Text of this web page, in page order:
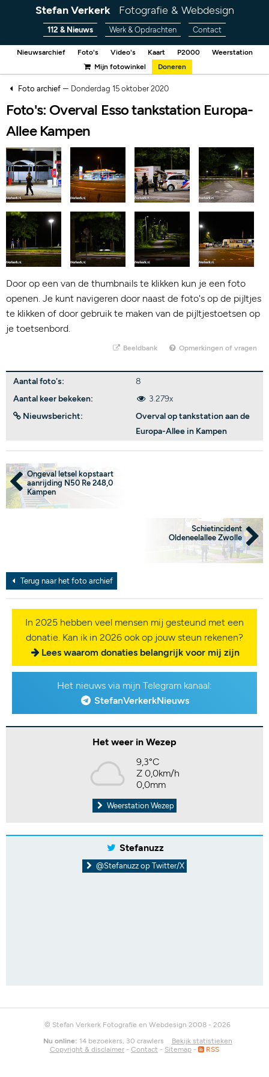
Stefan Verkerk Fotografie & Webdesign
112 & Nieuws Werk & Opdrachten Contact
Nieuwsarchief Foto's Video's Kaart P2000
Weerstation
Mijn fotowinkel
Doneren
Foto archief– Donderdag 15 oktober 2020
Foto's: Overval Esso tankstation Europa-
Allee Kampen
Door op een van de thumbnails te klikken kun je een foto
openen. Je kunt navigeren door naast de foto's op de pijltjes
te klikken of door gebruik te maken van de pijltjestoetsen op
je toetsenbord.
Beeldbank Opmerkingen of vragen
Aantal foto's:
8
Aantal keer bekeken:
3.279x
Nieuwsbericht:
Overval op tankstation aan de
Europa-Allee in Kampen
Ongeval letsel kopstaart
aanrijding N50 Re 248,0
Kampen
Schietincident
Oldeneelallee Zwolle
Terug naar het foto archief
In 2025 hebben veel mensen mij gesteund met een
donatie. Kan ik in 2026 ook op jouw steun rekenen?
Lees waarom donaties belangrijk voor mij zijn
Het nieuws via mijn Telegram kanaal:
StefanVerkerkNieuws
Het weer in Wezep
9,3°C
Z 0,0km/h
0,0mm
Weerstation Wezep
Stefanuzz
@Stefanuzz op Twitter/X
© Stefan Verkerk Fotografie en Webdesign 2008 - 2026
Nu online: 14 bezoekers, 30 crawlers
Bekijk statistieken
Copyright & disclaimer - Contact - Sitemap - RSS